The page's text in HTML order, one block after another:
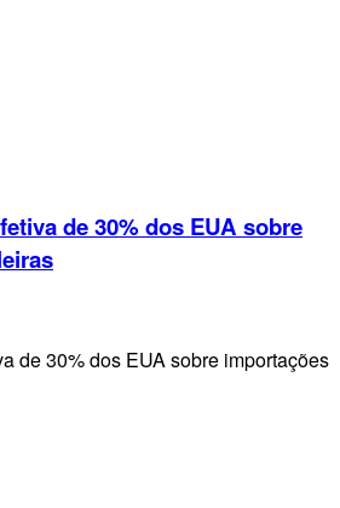
de 30% dos EUA sobre
de 30% dos EUA sobre importações